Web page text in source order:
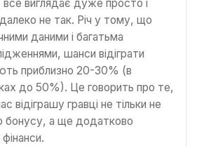
виглядає дуже просто і
не так. Річ у тому, що
даними і багатьма
шанси відіграти
приблизно 20-30% (в
до 50%). Це говорить про те,
відіграшу гравці не тільки не
бонусу, а ще додатково